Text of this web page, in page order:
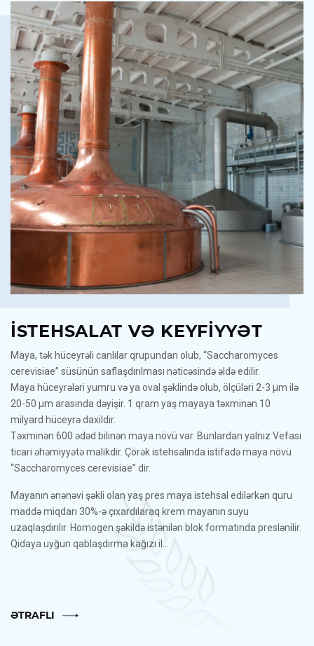
İSTEHSALAT VƏ KEYFIYYƏT
Maya, tək hüceyrəli canlılar qrupundan olub, “Saccharomyces
cerevisiae” süsünün saflaşdırılması nəticəsində əldə edilir.
Maya hüceyrələri yumru və ya oval şəklində olub, ölçüləri 2-3 μm ilə
20-50 μm arasında dəyişir. 1 qram yaş mayaya təxminən 10
milyard hüceyrə daxildir.
Təxminən 600 ədəd bilinən maya növü var. Bunlardan yalnız Vefası
ticari əhəmiyyətə malikdir. Çörək istehsalında istifadə maya növü
“Saccharomyces cerevisiae” dir.
Mayanın ənənəvi şəkli olan yaş pres maya istehsal edilərkən quru
maddə miqdarı 30%-ə çıxardılaraq krem mayanın suyu
uzaqlaşdırılır. Homogen şəkildə istənilən blok formatında preslənilir.
Qidaya uyğun qablaşdırma kağızı il...
ƏTRAFLI